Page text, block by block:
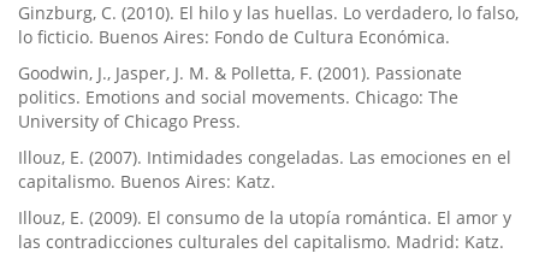
Ginzburg, C. (2010). El hilo y las huellas. Lo verdadero, lo falso,
lo ficticio. Buenos Aires: Fondo de Cultura Económica.
Goodwin, J., Jasper, J. M. & Polletta, F. (2001). Passionate
politics. Emotions and social movements. Chicago: The
University of Chicago Press.
Illouz, E. (2007). Intimidades congeladas. Las emociones en el
capitalismo. Buenos Aires: Katz.
Illouz, E. (2009). El consumo de la utopí­a romántica. El amor y
las contradicciones culturales del capitalismo. Madrid: Katz.